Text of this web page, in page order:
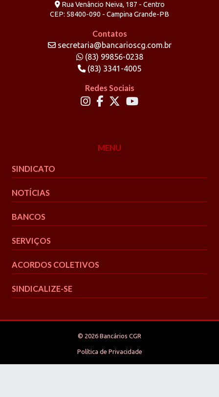
Rua Venâncio Neiva, 187 - Centro
CEP: 58400-090 - Campina Grande-PB
Contatos
secretaria@bancarioscg.com.br
(83) 99856-0238
(83) 3341-4005
Redes Sociais
MENU
SINDICATO
NOTÍCIAS
BANCOS
SERVIÇOS
ACORDOS COLETIVOS
SINDICALIZE-SE
© 2026 Bancários CGR
Política de Privacidade